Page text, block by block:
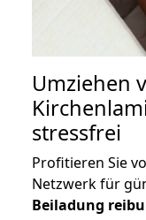
Umziehen
stressfrei
Profitieren Sie
Netzwerk für
Beiladung